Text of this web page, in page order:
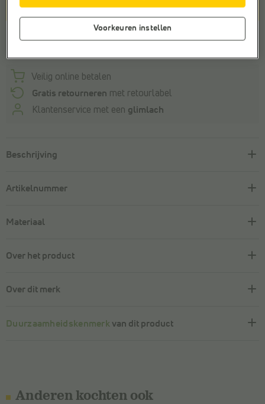
Winkelvoorraad
Veilig online betalen
Gratis retourneren met retourlabel
Klantenservice met een glimlach
Beschrijving
Artikelnummer
Materiaal
Over het product
Over dit merk
Duurzaamheidskenmerk van dit product
Anderen kochten ook
Voorkeuren instellen